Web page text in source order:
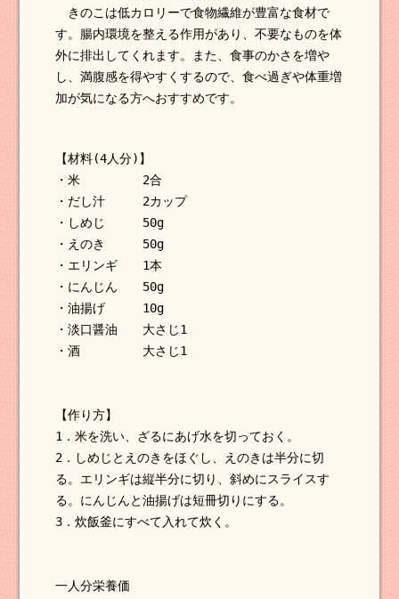
きのこは低カロリーで食物繊維が豊富な食材で
す。腸内環境を整える作用があり、不要なものを体
外に排出してくれます。また、食事のかさを増や
し、満腹感を得やすくするので、食べ過ぎや体重増
加が気になる方へおすすめです。
【材料(4人分)】
・米 2合
・だし汁 2カップ
・しめじ 50g
・えのき 50g
・エリンギ 1本
・にんじん 50g
・油揚げ 10g
・淡口醤油 大さじ1
・酒 大さじ1
【作り方】
1．米を洗い、ざるにあげ水を切っておく。
2．しめじとえのきをほぐし、えのきは半分に切
る。エリンギは縦半分に切り、斜めにスライスす
る。にんじんと油揚げは短冊切りにする。
3．炊飯釜にすべて入れて炊く。
一人分栄養価